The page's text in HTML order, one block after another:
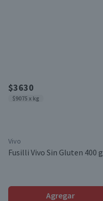
$3630
$9075 x kg
Vivo
Fusilli Vivo Sin Gluten 400 g
Agregar